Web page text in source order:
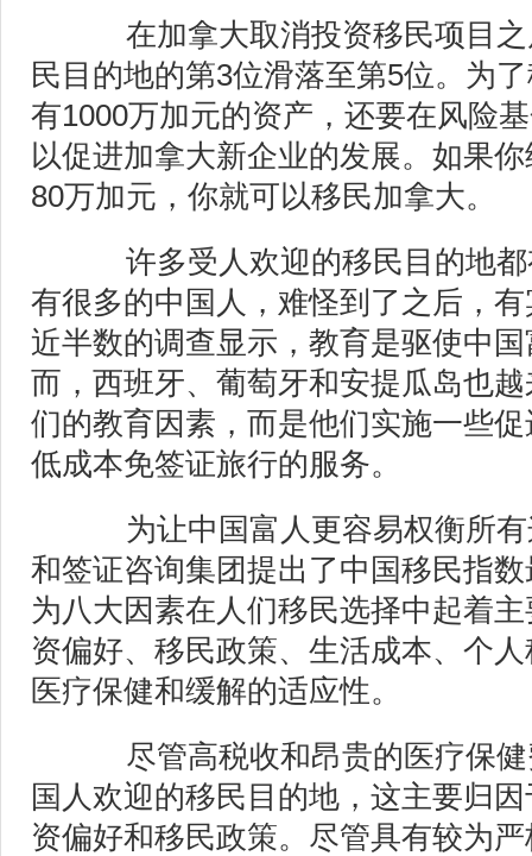
在加拿大取消投资移民项目之
民目的地的第3位滑落至第5位。为
有1000万加元的资产，还要在风险
以促进加拿大新企业的发展。如果
80万加元，你就可以移民加拿大。
许多受人欢迎的移民目的地都
有很多的中国人，难怪到了之后，
近半数的调查显示，教育是驱使中
而，西班牙、葡萄牙和安提瓜岛也
们的教育因素，而是他们实施一些
低成本免签证旅行的服务。
为让中国富人更容易权衡所有
和签证咨询集团提出了中国移民指
为八大因素在人们移民选择中起着
资偏好、移民政策、生活成本、个
医疗保健和缓解的适应性。
尽管高税收和昂贵的医疗保健
国人欢迎的移民目的地，这主要归
资偏好和移民政策。尽管具有较为